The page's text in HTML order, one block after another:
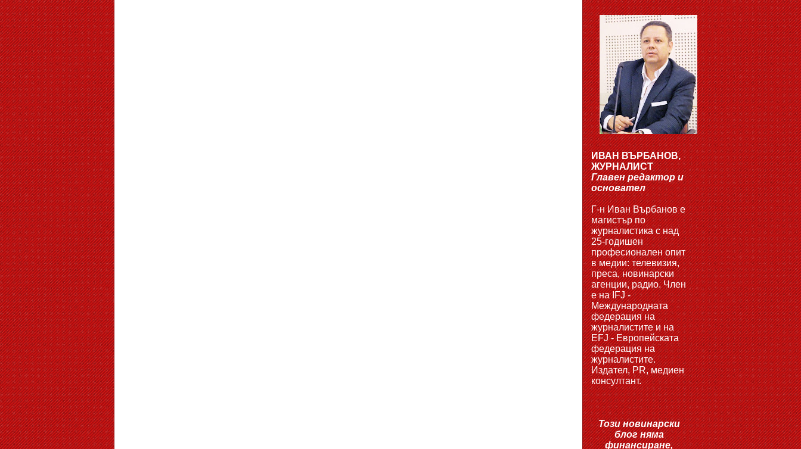
ИВАН ВЪРБАНОВ,
ЖУРНАЛИСТ
Главен редактор и
основател
Г-н Иван Върбанов е
магистър по
журналистика с над
25-годишен
професионален опит
в медии: телевизия,
преса, новинарски
агенции, радио. Член
е на IFJ -
Международната
федерация на
журналистите и на
EFJ - Европейската
федерация на
журналистите.
Издател, PR, медиен
консултант.
Този новинарски
блог няма
финансиране,